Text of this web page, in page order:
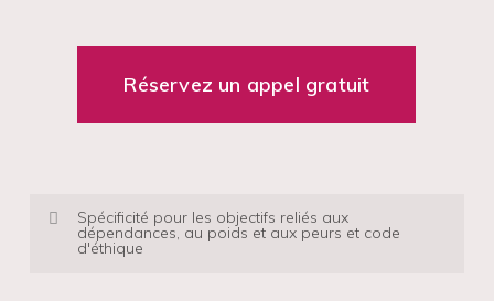
Réservez un appel gratuit
Spécificité pour les objectifs reliés aux
dépendances, au poids et aux peurs et code
d'éthique